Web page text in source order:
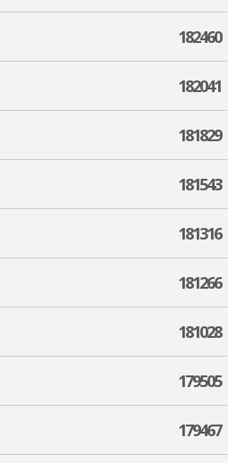
182460
182041
181829
181543
181316
181266
181028
179505
179467